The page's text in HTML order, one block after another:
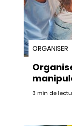
ORGANISER
3 min de